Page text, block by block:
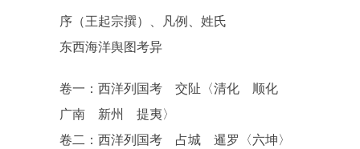
序（王起宗撰）、凡例、姓氏
东西海洋舆图考异
卷一：西洋列国考 交阯〈清化 顺化
广南 新州 提夷〉
卷二：西洋列国考 占城 暹罗〈六坤〉